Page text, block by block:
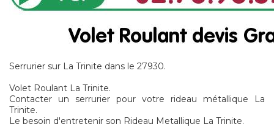
Serrurier sur La Trinite dans le 27930.
Volet Roulant La Trinite.
Contacter un serrurier pour votre rideau métallique La
Trinite.
Le besoin d'entretenir son Rideau Metallique La Trinite.